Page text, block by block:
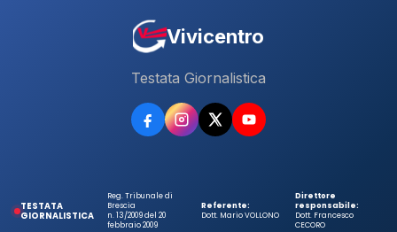
Vivicentro
Testata Giornalistica
TESTATA
GIORNALISTICA
Reg. Tribunale di
Brescia
n. 13/2009 del 20
febbraio 2009
Referente:
Dott. Mario VOLLONO
Direttore
responsabile:
Dott. Francesco
CECORO